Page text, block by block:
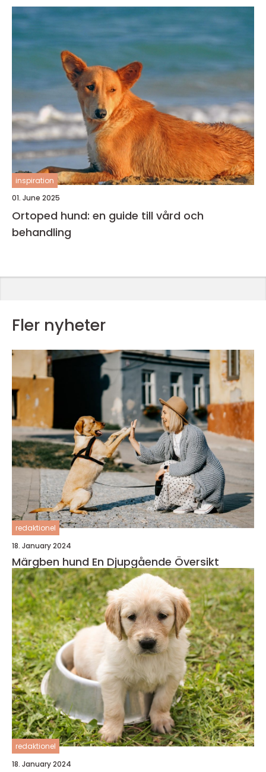
inspiration
01. June 2025
Ortoped hund: en guide till vård och
behandling
Fler nyheter
redaktionel
18. January 2024
Märgben hund En Djupgående Översikt
redaktionel
18. January 2024